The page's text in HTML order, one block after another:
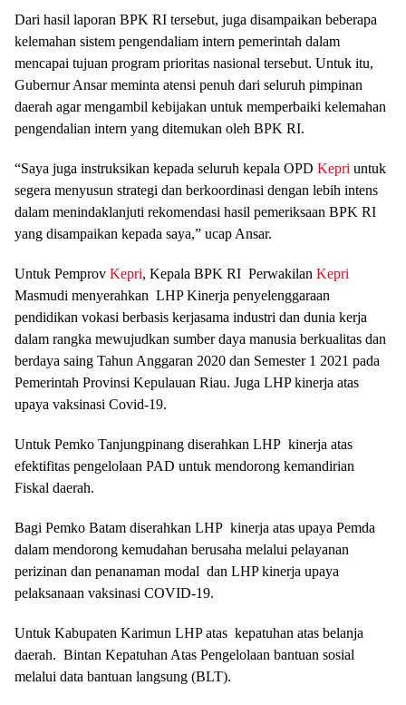
Dari hasil laporan BPK RI tersebut, juga disampaikan beberapa
kelemahan sistem pengendaliam intern pemerintah dalam
mencapai tujuan program prioritas nasional tersebut. Untuk itu,
Gubernur Ansar meminta atensi penuh dari seluruh pimpinan
daerah agar mengambil kebijakan untuk memperbaiki kelemahan
pengendalian intern yang ditemukan oleh BPK RI.
“Saya juga instruksikan kepada seluruh kepala OPD Kepri untuk
segera menyusun strategi dan berkoordinasi dengan lebih intens
dalam menindaklanjuti rekomendasi hasil pemeriksaan BPK RI
yang disampaikan kepada saya,” ucap Ansar.
Untuk Pemprov Kepri, Kepala BPK RI Perwakilan Kepri
Masmudi menyerahkan LHP Kinerja penyelenggaraan
pendidikan vokasi berbasis kerjasama industri dan dunia kerja
dalam rangka mewujudkan sumber daya manusia berkualitas dan
berdaya saing Tahun Anggaran 2020 dan Semester 1 2021 pada
Pemerintah Provinsi Kepulauan Riau. Juga LHP kinerja atas
upaya vaksinasi Covid-19.
Untuk Pemko Tanjungpinang diserahkan LHP kinerja atas
efektifitas pengelolaan PAD untuk mendorong kemandirian
Fiskal daerah.
Bagi Pemko Batam diserahkan LHP kinerja atas upaya Pemda
dalam mendorong kemudahan berusaha melalui pelayanan
perizinan dan penanaman modal dan LHP kinerja upaya
pelaksanaan vaksinasi COVID-19.
Untuk Kabupaten Karimun LHP atas kepatuhan atas belanja
daerah. Bintan Kepatuhan Atas Pengelolaan bantuan sosial
melalui data bantuan langsung (BLT).